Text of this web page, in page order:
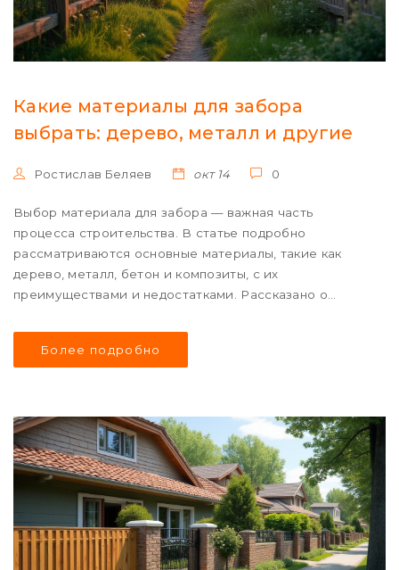
Какие материалы для забора
выбрать: дерево, металл и другие
Ростислав Беляев окт 14 0
Выбор материала для забора — важная часть
процесса строительства. В статье подробно
рассматриваются основные материалы, такие как
дерево, металл, бетон и композиты, с их
преимуществами и недостатками. Рассказано о
аспектах каждого материала. Поделимся
практическими советами, как выбрать наилучший
Более подробно